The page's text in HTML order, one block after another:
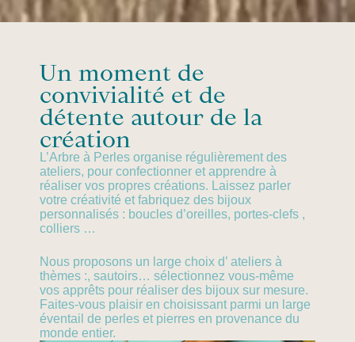
Un moment de
convivialité et de
détente autour de la
création
L’Arbre à Perles organise régulièrement des
ateliers, pour confectionner et apprendre à
réaliser vos propres créations. Laissez parler
votre créativité et fabriquez des bijoux
personnalisés : boucles d’oreilles, portes-clefs ,
colliers …
Nous proposons un large choix d’ ateliers à
thèmes :, sautoirs… sélectionnez vous-même
vos apprêts pour réaliser des bijoux sur mesure.
Faites-vous plaisir en choisissant parmi un large
éventail de perles et pierres en provenance du
monde entier.